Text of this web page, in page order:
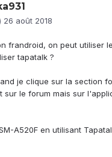
26 août 2018
frandroid, on peut utiliser
tapatalk ?
je clique sur la section
sur le forum mais sur
A520F en utilisant